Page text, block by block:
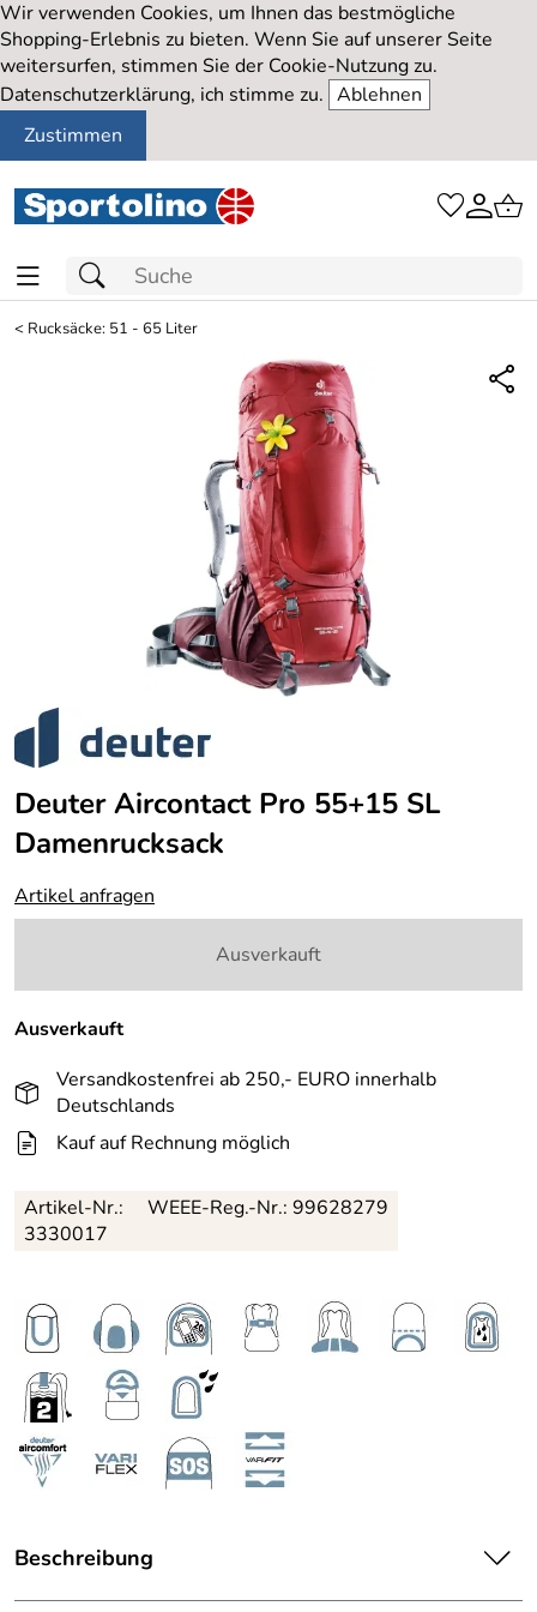
Wir verwenden Cookies, um Ihnen das bestmögliche
Shopping-Erlebnis zu bieten. Wenn Sie auf unserer Seite
weitersurfen, stimmen Sie der Cookie-Nutzung zu.
Datenschutzerklärung, ich stimme zu. Ablehnen
Zustimmen
< Rucksäcke: 51 - 65 Liter
Deuter Aircontact Pro 55+15 SL
Damenrucksack
Artikel anfragen
Ausverkauft
Ausverkauft
Versandkostenfrei ab 250,- EURO innerhalb
Deutschlands
Kauf auf Rechnung möglich
Artikel-Nr.:
3330017
WEEE-Reg.-Nr.: 99628279
Beschreibung
Ein Schwertransporter, ideal für Ausrüstung auf großen